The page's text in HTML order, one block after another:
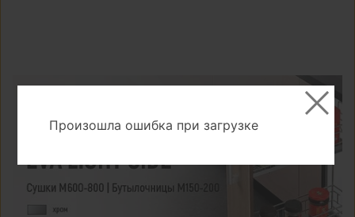
Произошла ошибка при загрузке